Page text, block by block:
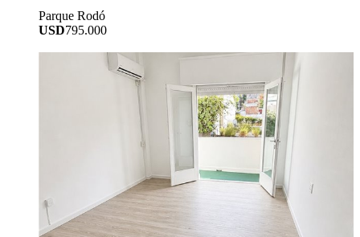
Parque Rodó
USD795.000